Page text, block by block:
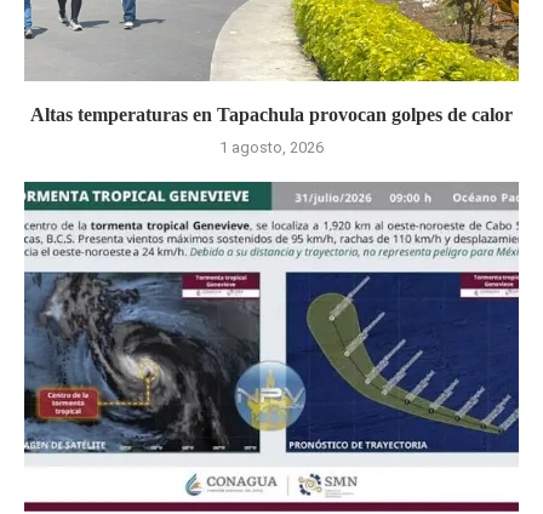
Altas temperaturas en Tapachula provocan golpes de calor
1 agosto, 2026